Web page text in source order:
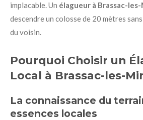
implacable. Un élagueur à Brassac-
descendre un colosse de 20 mètres
du voisin.
Pourquoi Choisir un
Local à Brassac-les-
La connaissance du
essences locales